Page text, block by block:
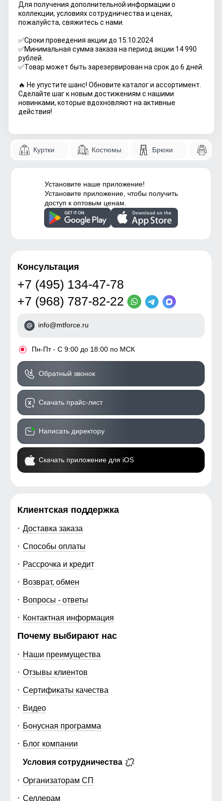
Для получения дополнительной информации о
коллекции, условиях сотрудничества и ценах,
пожалуйста, свяжитесь с нами.
✅Сроки проведения акции до 15.10.2024
✅Минимальная сумма заказа на период акции 14 990
рублей.
✅Товар может быть зарезервирован на срок до 6 дней.
🔥 Не упустите шанс! Обновите каталог и ассортимент.
Сделайте шаг к новым достижениям с нашими
новинками, которые вдохновляют на активные
действия!
Куртки Костюмы Брюки
Установите наше приложение!
Установите приложение, чтобы получить
доступ к оптовым ценам.
Консультация
+7 (495) 134-47-78
+7 (968) 787-82-22
info@mtforce.ru
• Пн-Пт - С 9:00 до 18:00 по МСК
Обратный звонок
Скачать прайс-лист
Написать директору
Скачать приложение для iOS
Клиентская поддержка
Доставка заказа
Способы оплаты
Рассрочка и кредит
Возврат, обмен
Вопросы - ответы
Контактная информация
Почему выбирают нас
Наши преимущества
Отзывы клиентов
Сертификаты качества
Видео
Бонусная программа
Блог компании
Условия сотрудничества
Организаторам СП
Селлерам